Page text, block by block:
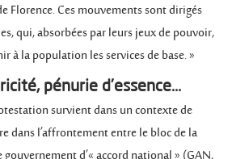
Florence. Ces mouvements sont dirigés
qui, absorbées par leurs jeux de pouvoir,
à la population les services de base. »
pénurie d’essence…
survient dans un contexte de
dans l’affrontement entre le bloc de la